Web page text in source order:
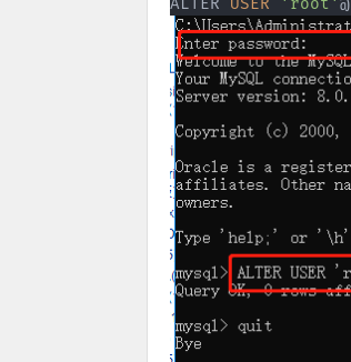
ALTER USER 'root' @